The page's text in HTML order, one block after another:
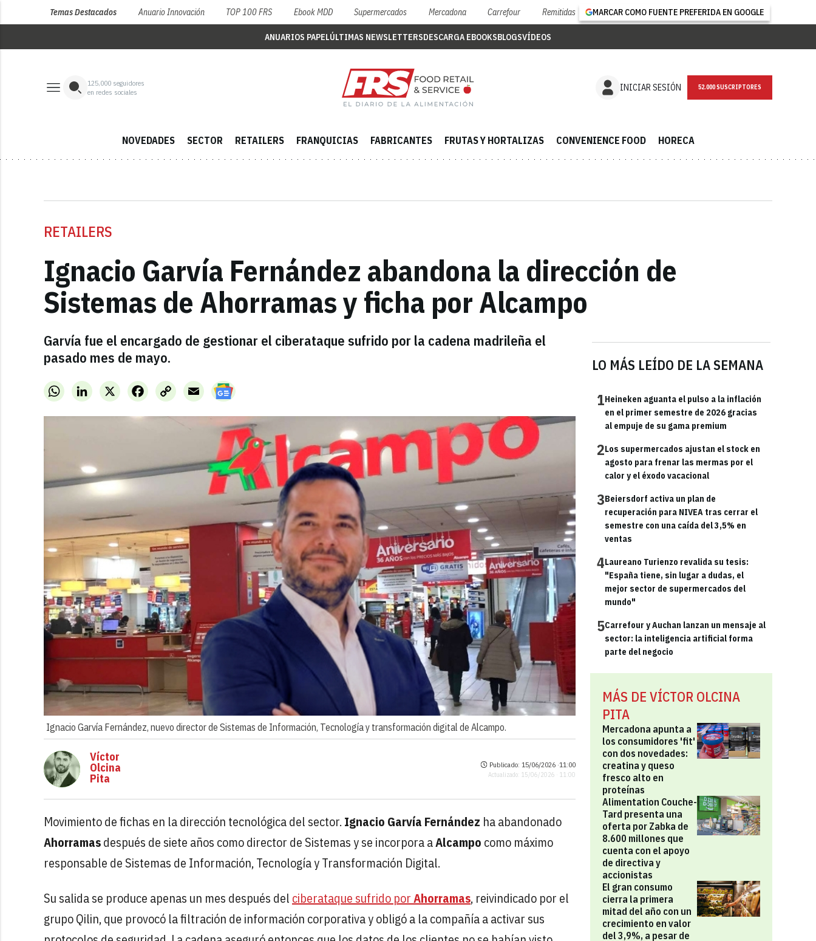
Temas Destacados Anuario Innovación TOP 100 FRS Ebook MDD Supermercados Mercadona Carrefour Remitidas MARCAR COMO FUENTE PREFERIDA EN GOOGLE
ANUARIOS PAPELÚLTIMAS NEWSLETTERSDESCARGA EBOOKSBLOGSVÍDEOS
125,000 seguidores
en redes sociales
INICIAR SESIÓN NEWSLETTER
NOVEDADES SECTOR RETAILERS FRANQUICIAS FABRICANTES FRUTAS Y HORTALIZAS CONVENIENCE FOOD HORECA
RETAILERS
Ignacio Garvía Fernández abandona la dirección de
Sistemas de Ahorramas y ficha por Alcampo
Garvía fue el encargado de gestionar el ciberataque sufrido por la cadena madrileña el
pasado mes de mayo.
WhatsAppLinkedInX FacebookCopy
Link
Email
Ignacio Garvía Fernández, nuevo director de Sistemas de Información, Tecnología y transformación digital de Alcampo.
LO MÁS LEÍDO DE LA SEMANA
1Heineken aguanta el pulso a la inflación
en el primer semestre de 2026 gracias
al empuje de su gama premium
2Los supermercados ajustan el stock en
agosto para frenar las mermas por el
calor y el éxodo vacacional
3Beiersdorf activa un plan de
recuperación para NIVEA tras cerrar el
semestre con una caída del 3,5% en
ventas
4Laureano Turienzo revalida su tesis:
"España tiene, sin lugar a dudas, el
mejor sector de supermercados del
mundo"
5Carrefour y Auchan lanzan un mensaje al
sector: la inteligencia artificial forma
parte del negocio
MÁS DE VÍCTOR OLCINA
PITA
Mercadona apunta a
los consumidores 'fit'
con dos novedades:
creatina y queso
fresco alto en
proteínas
Alimentation Couche-
Tard presenta una
oferta por Zabka de
8.600 millones que
cuenta con el apoyo
de directiva y
accionistas
El gran consumo
cierra la primera
mitad del año con un
crecimiento en valor
del 3,9%, a pesar de
Víctor
Olcina
Pita
Publicado: 15/06/2026 ·11:00
Actualizado: 15/06/2026 · 11:00
Movimiento de fichas en la dirección tecnológica del sector. Ignacio Garvía Fernández ha abandonado
Ahorramasdespués de siete años como director de Sistemas y se incorpora aAlcampo como máximo
responsable de Sistemas de Información, Tecnología y Transformación Digital.
Su salida se produce apenas un mes después del ciberataque sufrido porAhorramas, reivindicado por el
grupo Qilin, que provocó la filtración de información corporativa y obligó a la compañía a activar sus